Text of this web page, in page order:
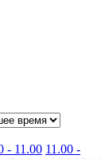
- 11.00 11.00 -